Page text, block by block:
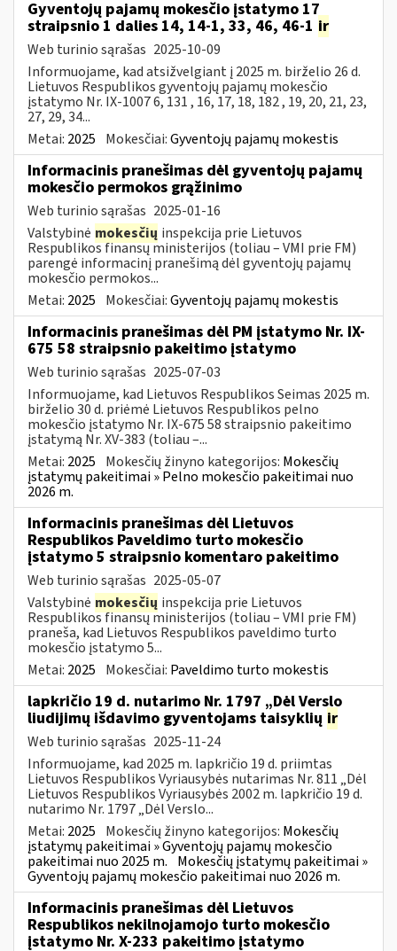
Gyventojų pajamų mokesčio įstatymo 17
straipsnio 1 dalies 14, 14-1, 33, 46, 46-1 ir
Web turinio sąrašas 2025-10-09
Informuojame, kad atsižvelgiant į 2025 m. birželio 26 d.
Lietuvos Respublikos gyventojų pajamų mokesčio
įstatymo Nr. IX-1007 6, 131 , 16, 17, 18, 182 , 19, 20, 21, 23,
27, 29, 34...
Metai: 2025 Mokesčiai:Gyventojų pajamų mokestis
Informacinis pranešimas dėl gyventojų pajamų
mokesčio permokos grąžinimo
Web turinio sąrašas 2025-01-16
Valstybinė mokesčių inspekcija prie Lietuvos
Respublikos finansų ministerijos (toliau – VMI prie FM)
parengė informacinį pranešimą dėl gyventojų pajamų
mokesčio permokos...
Metai: 2025 Mokesčiai:Gyventojų pajamų mokestis
Informacinis pranešimas dėl PM įstatymo Nr. IX-
675 58 straipsnio pakeitimo įstatymo
Web turinio sąrašas 2025-07-03
Informuojame, kad Lietuvos Respublikos Seimas 2025 m.
birželio 30 d. priėmė Lietuvos Respublikos pelno
mokesčio įstatymo Nr. IX-675 58 straipsnio pakeitimo
įstatymą Nr. XV-383 (toliau –...
Metai: 2025 Mokesčių žinyno kategorijos: Mokesčių
įstatymų pakeitimai » Pelno mokesčio pakeitimai nuo
2026 m.
Informacinis pranešimas dėl Lietuvos
Respublikos Paveldimo turto mokesčio
įstatymo 5 straipsnio komentaro pakeitimo
Web turinio sąrašas 2025-05-07
Valstybinė mokesčių inspekcija prie Lietuvos
Respublikos finansų ministerijos (toliau – VMI prie FM)
praneša, kad Lietuvos Respublikos paveldimo turto
mokesčio įstatymo 5...
Metai: 2025 Mokesčiai: Paveldimo turto mokestis
lapkričio 19 d. nutarimo Nr. 1797 „Dėl Verslo
liudijimų išdavimo gyventojams taisyklių ir
Web turinio sąrašas 2025-11-24
Informuojame, kad 2025 m. lapkričio 19 d. priimtas
Lietuvos Respublikos Vyriausybės nutarimas Nr. 811 „Dėl
Lietuvos Respublikos Vyriausybės 2002 m. lapkričio 19 d.
nutarimo Nr. 1797 „Dėl Verslo...
Metai: 2025 Mokesčių žinyno kategorijos: Mokesčių
įstatymų pakeitimai » Gyventojų pajamų mokesčio
pakeitimai nuo 2025 m. Mokesčių įstatymų pakeitimai »
Gyventojų pajamų mokesčio pakeitimai nuo 2026 m.
Informacinis pranešimas dėl Lietuvos
Respublikos nekilnojamojo turto mokesčio
įstatymo Nr. X-233 pakeitimo įstatymo